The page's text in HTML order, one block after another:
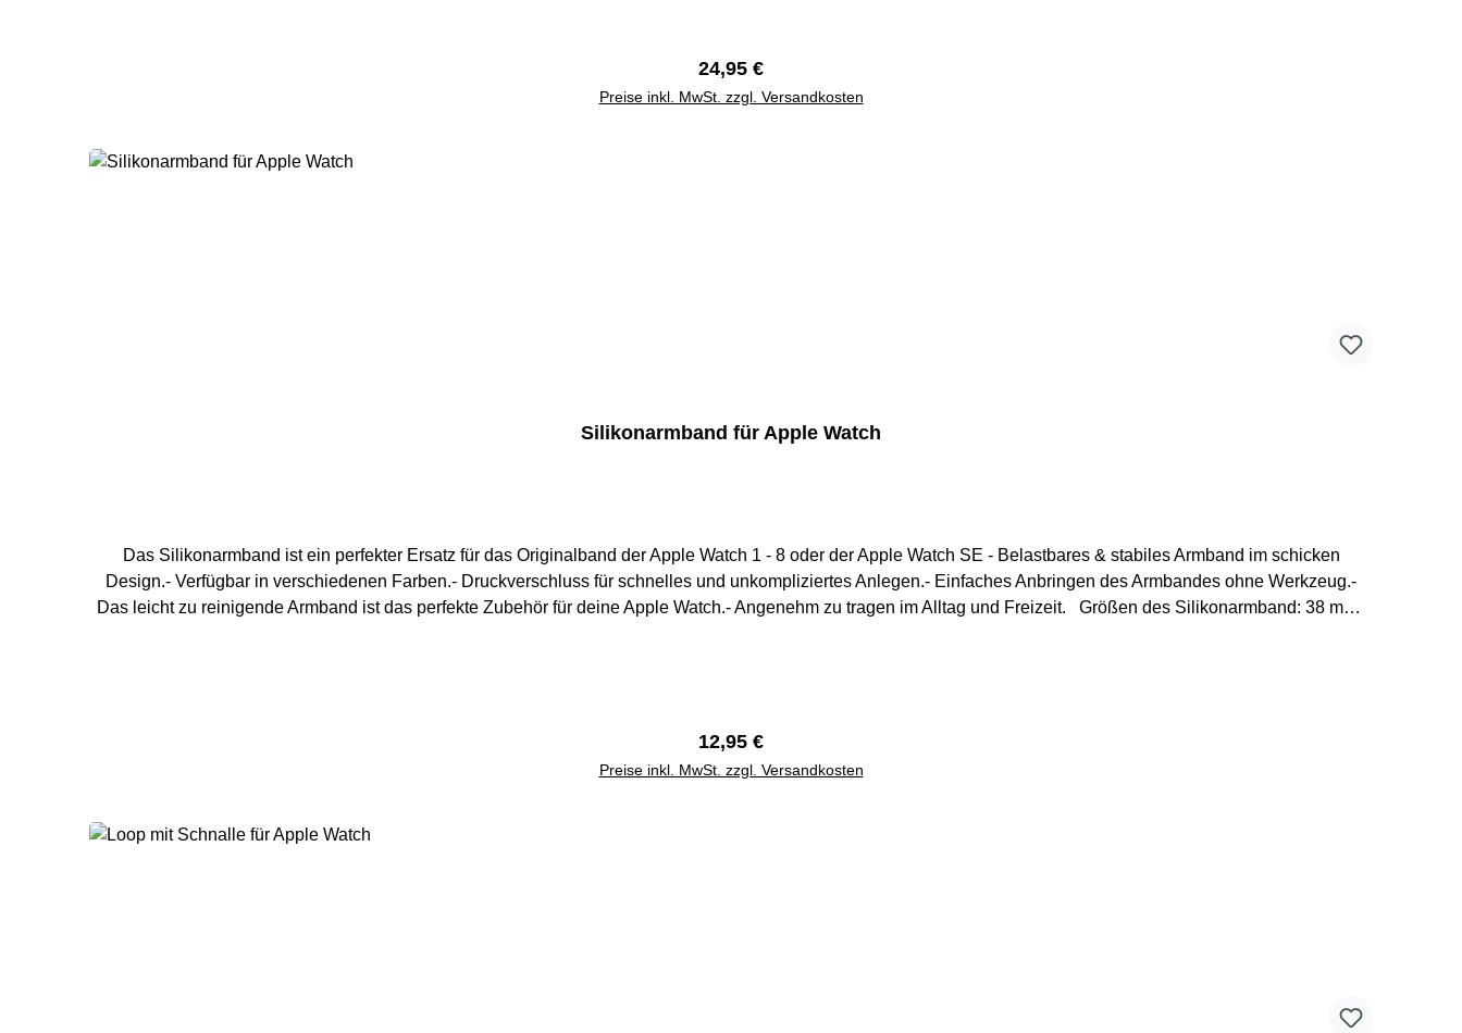
Regulärer Preis:
24,95 €
Preise inkl. MwSt. zzgl. Versandkosten
Silikonarmband für Apple Watch
Das Silikonarmband ist ein perfekter Ersatz für das Originalband der Apple Watch 1 - 8 oder der Apple Watch SE - Belastbares & stabiles Armband im schicken
Design.- Verfügbar in verschiedenen Farben.- Druckverschluss für schnelles und unkompliziertes Anlegen.- Einfaches Anbringen des Armbandes ohne Werkzeug.-
Das leicht zu reinigende Armband ist das perfekte Zubehör für deine Apple Watch.- Angenehm zu tragen im Alltag und Freizeit. Größen des Silikonarmband: 38 mm /
Regulärer Preis:
12,95 €
Preise inkl. MwSt. zzgl. Versandkosten